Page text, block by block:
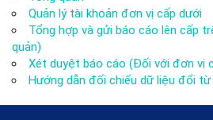
Quản lý tài khoản đơn vị cấp dưới
Tổng hợp và gửi báo cáo lên cấp
quản)
Xét duyệt báo cáo (Đối với đơn vị
Hướng dẫn đối chiếu dữ liệu đổi từ